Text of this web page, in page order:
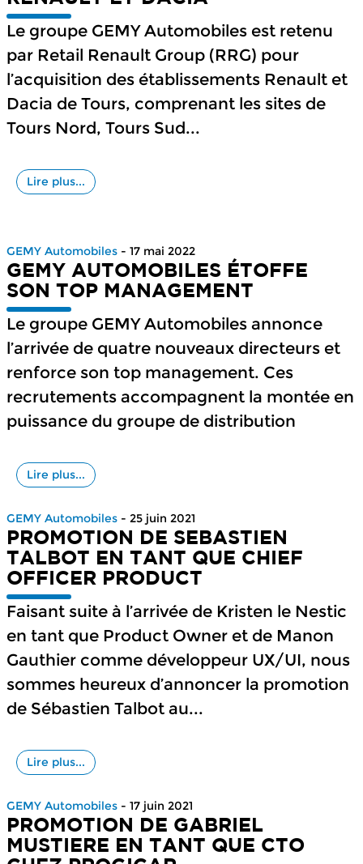
Le groupe GEMY Automobiles est retenu
par Retail Renault Group (RRG) pour
l’acquisition des établissements Renault et
Dacia de Tours, comprenant les sites de
Tours Nord, Tours Sud...
Lire plus...
GEMY Automobiles - 17 mai 2022
GEMY AUTOMOBILES ÉTOFFE
SON TOP MANAGEMENT
Le groupe GEMY Automobiles annonce
l’arrivée de quatre nouveaux directeurs et
renforce son top management. Ces
recrutements accompagnent la montée en
puissance du groupe de distribution
Lire plus...
GEMY Automobiles - 25 juin 2021
PROMOTION DE SEBASTIEN
TALBOT EN TANT QUE CHIEF
OFFICER PRODUCT
Faisant suite à l’arrivée de Kristen le Nestic
en tant que Product Owner et de Manon
Gauthier comme développeur UX/UI, nous
sommes heureux d’annoncer la promotion
de Sébastien Talbot au...
Lire plus...
GEMY Automobiles - 17 juin 2021
PROMOTION DE GABRIEL
MUSTIERE EN TANT QUE CTO